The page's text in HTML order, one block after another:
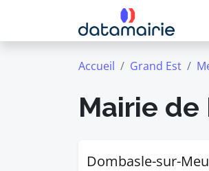
Accueil Grand Est
Mairie
Dombasle-sur-